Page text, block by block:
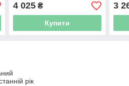
4 025₴
Купити
3
рік